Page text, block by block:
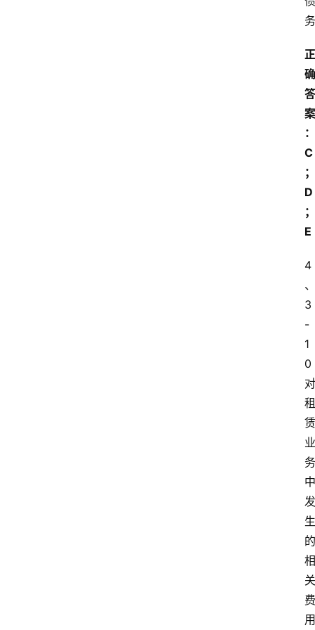
务
正
确
答
案
：
C
；
D
；
E
4
、
3
-
1
0
对
租
赁
业
务
中
发
生
的
相
关
费
用